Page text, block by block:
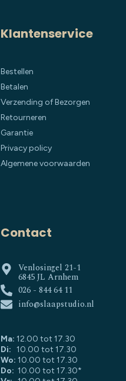
Klantenservice
Bestellen
Betalen
Verzending of Bezorgen
Retourneren
Garantie
Privacy policy
Algemene voorwaarden
Contact
Venlosingel 21-1
6845 JL Arnhem
026 - 844 64 11
info@slaapstudio.nl
Ma: 12.00 tot 17.30
Di: 10.00 tot 17.30
Wo: 10.00 tot 17.30
Do: 10.00 tot 17.30*